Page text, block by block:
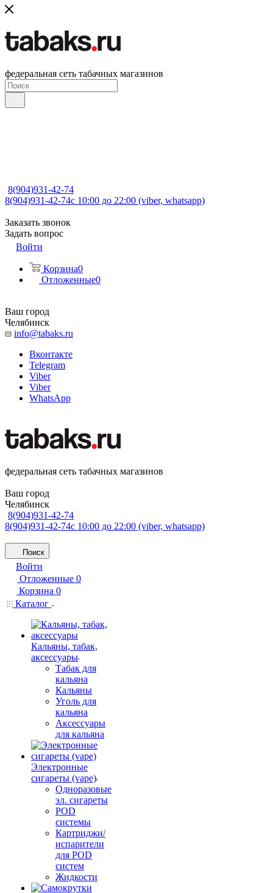
федеральная сеть табачных магазинов
8(904)931-42-74
8(904)931-42-74с 10:00 до 22:00 (viber, whatsapp)
Заказать звонок
Задать вопрос
Войти
Корзина0
Отложенные0
Ваш город
Челябинск
info@tabaks.ru
Вконтакте
Telegram
Viber
Viber
WhatsApp
федеральная сеть табачных магазинов
Ваш город
Челябинск
8(904)931-42-74
8(904)931-42-74с 10:00 до 22:00 (viber, whatsapp)
Поиск
Войти
Отложенные 0
Корзина 0
Каталог
Кальяны, табак,
аксессуары
Табак для
кальяна
Кальяны
Уголь для
кальяна
Аксессуары
для кальяна
Электронные
сигареты (vape)
Одноразовые
эл. сигареты
POD
системы
Картриджи/
испарители
для POD
систем
Жидкости